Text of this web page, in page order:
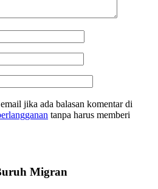
jika ada balasan komentar di
tanpa harus memberi
Migran